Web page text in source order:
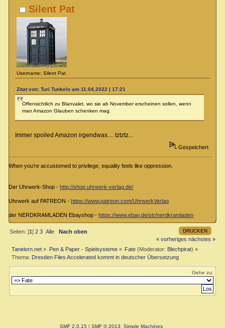
Silent Pat
Username: Silent Pat
Zitat von: Turi Tunkelo am 11.04.2022 | 17:21
Offensichtlich zu Blanvalet, wo sie ab November erscheinen sollen, wenn
man Amazon Glauben schenken mag.
Immer spoiled Amazon irgendwas.... tztztz...
Gespeichert
When you’re accustomed to privilege, equality feels like oppression.
Der Uhrwerk-Shop - http://shop.uhrwerk-verlag.de/
Uhrwerk auf PATREON - https://www.patreon.com/UhrwerkVerlag
der NERDKRAMLADEN Ebayshop - https://www.ebay.de/str/nerdkramladen
DRUCKEN
Seiten: [1]2 3 Alle
Nach oben
« vorheriges nächstes »
Tanelorn.net » Pen & Paper - Spielsysteme» Fate (Moderator: Blechpirat) »
Thema: Dresden Files Accelerated kommt in deutscher Übersetzung
Gehe zu:
SMF 2.0.15 | SMF © 2013 Simple Machines